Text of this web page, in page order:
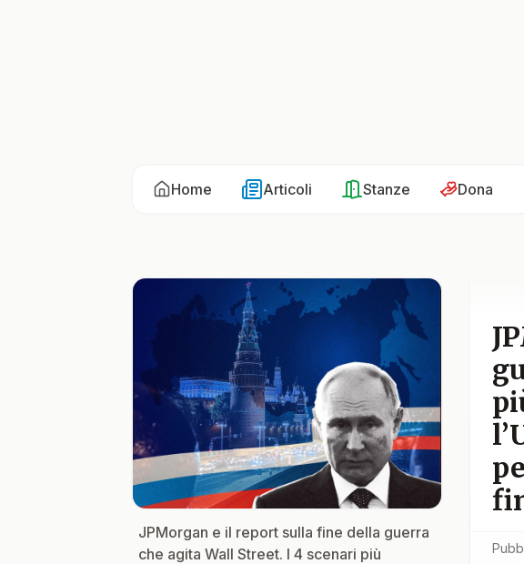
Home Articoli Stanze Dona
JPMorgan e il report sulla fine della guerra
che agita Wall Street. I 4 scenari più